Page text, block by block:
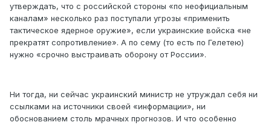
утверждать, что с российской стороны «по неофициальным
каналам» несколько раз поступали угрозы «применить
тактическое ядерное оружие», если украинские войска «не
прекратят сопротивление». А по сему (то есть по Гелетею)
нужно «срочно выстраивать оборону от России».
Ни тогда, ни сейчас украинский министр не утруждал себя ни
ссылками на источники своей «информации», ни
обоснованием столь мрачных прогнозов. И что особенно